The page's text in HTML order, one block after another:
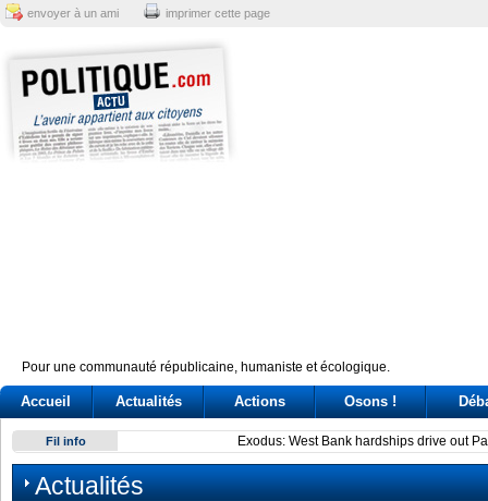
envoyer à un ami imprimer cette page
Pour une communauté républicaine, humaniste et écologique.
Accueil Actualités Actions Osons !
Fil info Exodus: West Bank hardships drive out Palestinian
Actualités